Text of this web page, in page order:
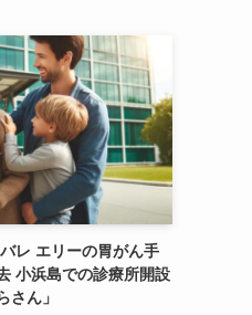
レ エリーの胃がん手
小浜島での診療所開設
さん」